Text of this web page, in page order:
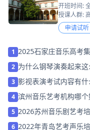
开班时间:
授课人群:
申请试听
1 2025石家庄音乐高考
2 为什么钢琴演奏起来这
3 影视表演考试内容有什
4 滨州音乐艺考机构哪个
5 2026苏州音乐剧艺考
6 2022年青岛艺考声乐